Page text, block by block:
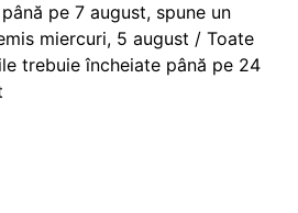
pe 7 august, spune un
miercuri, 5 august / Toate
trebuie încheiate până pe 24